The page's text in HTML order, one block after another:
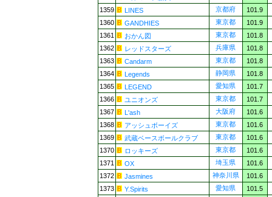
1359
LINES 京都府
101.9
1360
GANDHIES 東京都
101.9
1361
おかん図 東京都
101.8
1362
レッドスターズ 兵庫県
101.8
1363
Candarm 東京都
101.8
1364
Legends 静岡県
101.8
1365
LEGEND 愛知県
101.7
1366
ユニオンズ 東京都
101.7
1367
L'ash 大阪府
101.6
1368
アッシュボーイズ 東京都
101.6
1369
武蔵ベースボールクラブ 東京都
101.6
1370
ロッキーズ 東京都
101.6
1371
OX 埼玉県
101.6
1372
Jasmines 神奈川県
101.6
1373
Y.Spirits 愛知県
101.5